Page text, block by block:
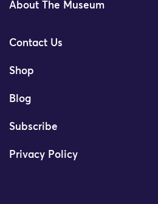
About The Museum
Contact Us
Shop
Blog
Subscribe
Privacy Policy